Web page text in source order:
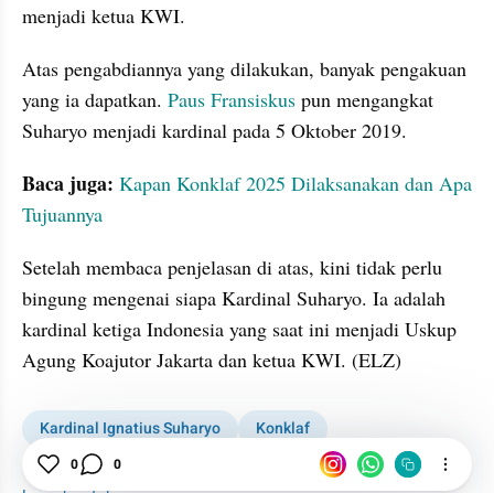
menjadi ketua KWI.
Atas pengabdiannya yang dilakukan, banyak pengakuan
yang ia dapatkan. Paus Fransiskus pun mengangkat
Suharyo menjadi kardinal pada 5 Oktober 2019.
Baca juga: Kapan Konklaf 2025 Dilaksanakan dan Apa
Tujuannya
Setelah membaca penjelasan di atas, kini tidak perlu
bingung mengenai siapa Kardinal Suharyo. Ia adalah
kardinal ketiga Indonesia yang saat ini menjadi Uskup
Agung Koajutor Jakarta dan ketua KWI. (ELZ)
Kardinal Ignatius Suharyo
Konklaf
Paus Fransiskus
0 0